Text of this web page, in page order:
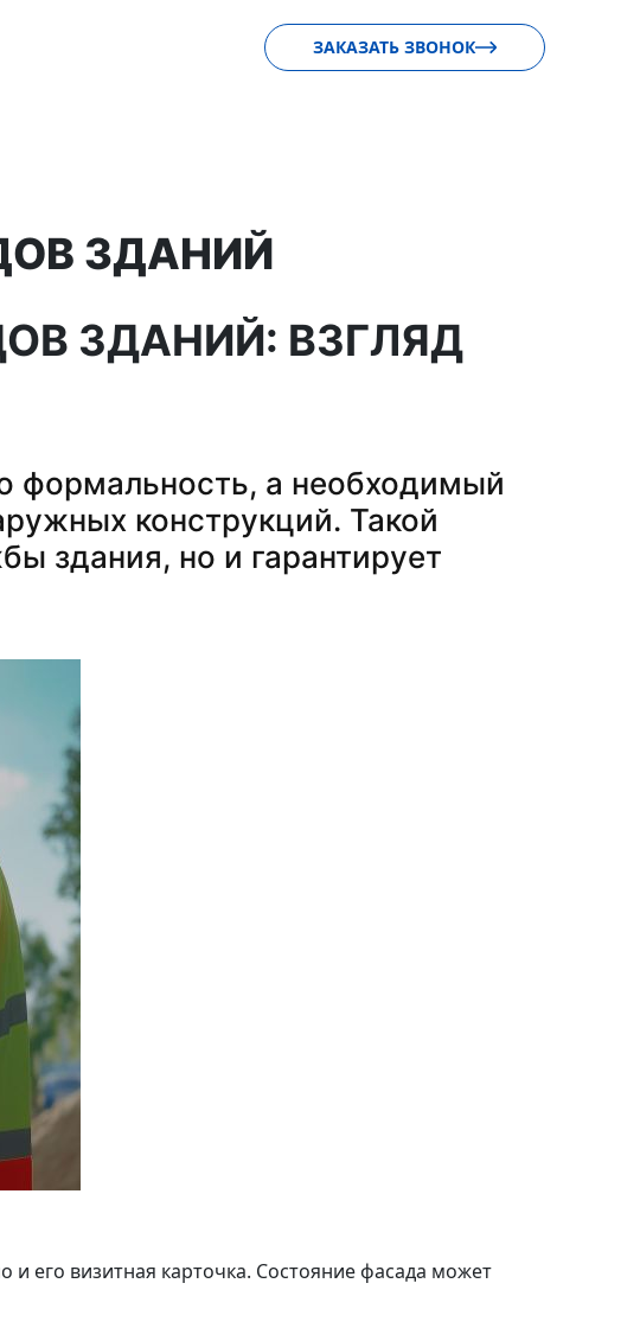
ЗАКАЗАТЬ ЗВОНОК
ЗДАНИЙ
ЗДАНИЙ: ВЗГЛЯД
формальность, а необходимый
конструкций. Такой
здания, но и гарантирует
его визитная карточка. Состояние фасада может